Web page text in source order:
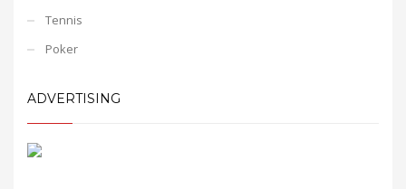
Tennis
Poker
ADVERTISING